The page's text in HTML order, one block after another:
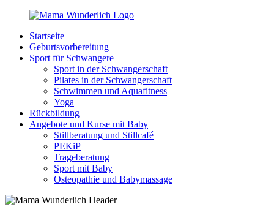
Zurück
Inhalt
MamaWunderlich.de
Mutti
sein
wunderbar!
Startseite
Geburtsvorbereitung
Sport für Schwangere
Sport in der Schwangerschaft
Pilates in der Schwangerschaft
Schwimmen und Aquafitness
Yoga
Rückbildung
Angebote und Kurse mit Baby
Stillberatung und Stillcafé
PEKiP
Trageberatung
Sport mit Baby
Osteopathie und Babymassage